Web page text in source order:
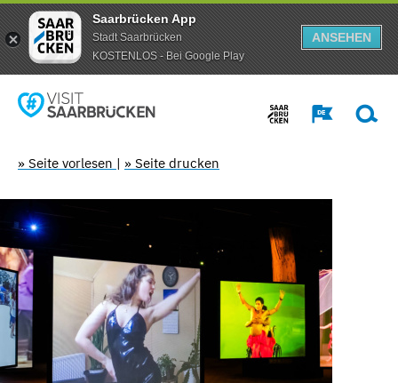
Saarbrücken App
Stadt Saarbrücken
KOSTENLOS - Bei Google Play
ANSEHEN
» Seite vorlesen | » Seite drucken